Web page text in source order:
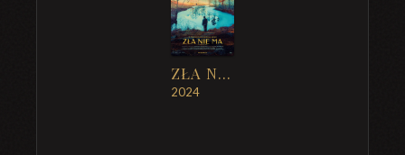
ZŁA NIE MA
2024